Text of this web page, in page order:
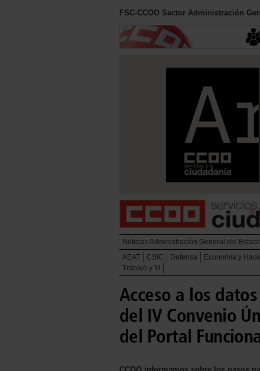
FSC-CCOO Sector Administración
Noticias Administración General del Estado
AEAT
CSIC Defensa Economía y
Trabajo y M
Acceso a los
del IV Convenio
del Portal